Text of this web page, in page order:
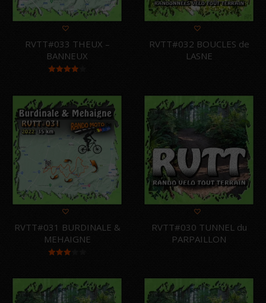
RVTT#033 THEUX –
BANNEUX
RVTT#032 BOUCLES de
LASNE
RVTT#031 BURDINALE &
MEHAIGNE
sur 5
RVTT#030 TUNNEL du
PARPAILLON